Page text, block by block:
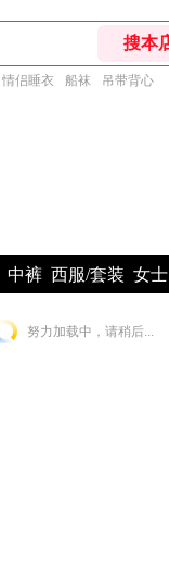
情侣睡衣 船袜 吊带背心
中裤 西服/套装 女士
努力加载中，请稍后...